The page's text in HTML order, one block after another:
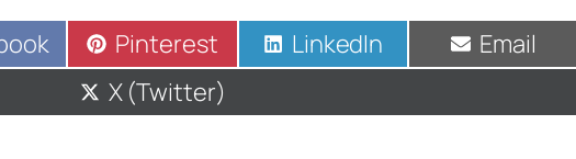
Compartir
en
Pinterest Compartir
en
LinkedIn Compartir
en
Email
Compartir
en
X (Twitter)